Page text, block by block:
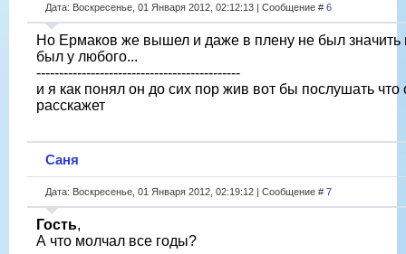
Дата: Воскресенье, 01 Января 2012, 02:12:13 | Сообщение # 6
Но Ермаков же вышел и даже в плену не был значить
был у любого...
---------------------------------------------
и я как понял он до сих пор жив вот бы послушать что
расскажет
Саня
Дата: Воскресенье, 01 Января 2012, 02:19:12 | Сообщение # 7
Гость,
А что молчал все годы?